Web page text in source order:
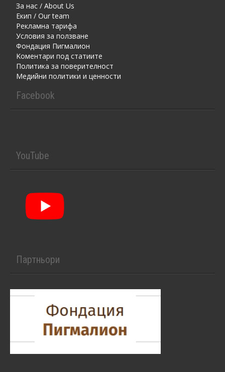
За нас / About Us
Екип / Our team
Рекламна тарифа
Условия за ползване
Фондация Пигмалион
Kоментaри под статиите
Политика за поверителност
Медийни политики и ценности
Facebook
YouTube
Партньори